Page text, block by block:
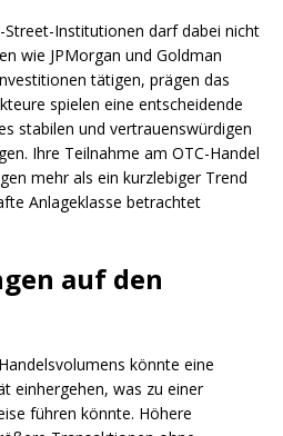
Institutionen darf dabei nicht
wie JPMorgan und Goldman
tätigen, prägen das
spielen eine entscheidende
stabilen und vertrauenswürdigen
Ihre Teilnahme am OTC-Handel
mehr als ein kurzlebiger Trend
Anlageklasse betrachtet
auf den
könnte eine
einhergehen, was zu einer
führen könnte. Höhere